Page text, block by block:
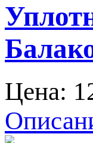
Цена: